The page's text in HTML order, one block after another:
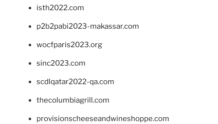
isth2022.com
p2b2pabi2023-makassar.com
wocfparis2023.org
sinc2023.com
scdlqatar2022-qa.com
thecolumbiagrill.com
provisionscheeseandwineshoppe.com